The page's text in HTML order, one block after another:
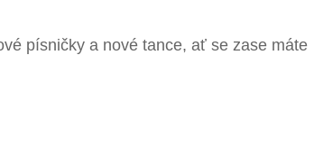
písničky a nové tance, ať se zase máte